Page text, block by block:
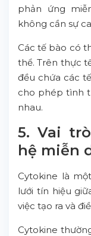
phản ứng
không cần sự
Các tế bào có
thể. Trên thực
đều chứa các
cho phép tình
nhau.
5. Vai
hệ miễn
Cytokine là
lưới tín hiệu
việc tạo ra và
Cytokine